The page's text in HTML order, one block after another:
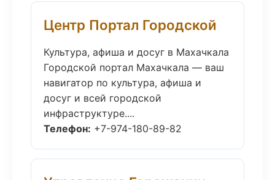
Центр Портал Городской
Культура, афиша и досуг в Махачкала
Городской портал Махачкала — ваш
навигатор по культура, афиша и
досуг и всей городской
инфраструктуре....
Телефон: +7-974-180-89-82